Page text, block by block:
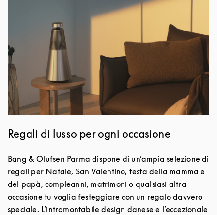
Regali di lusso per ogni occasione
Bang & Olufsen Parma dispone di un’ampia selezione di
regali per Natale, San Valentino, festa della mamma e
del papà, compleanni, matrimoni o qualsiasi altra
occasione tu voglia festeggiare con un regalo davvero
speciale. L’intramontabile design danese e l’eccezionale